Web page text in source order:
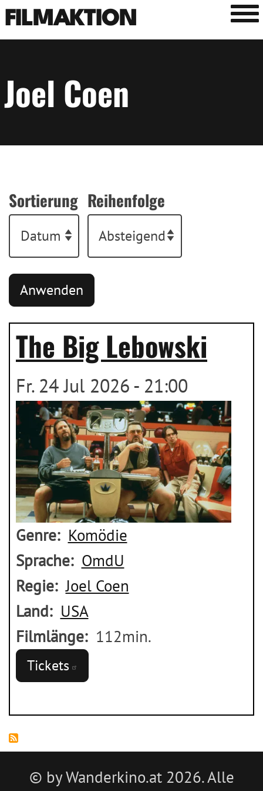
FILMAKTION
Joel Coen
Sortierung Reihenfolge
The Big Lebowski
Fr. 24 Jul 2026 - 21:00
Genre
Komödie
Sprache
OmdU
Regie Joel Coen
Land
USA
Filmlänge
112min.
Tickets
© by Wanderkino.at 2026. Alle